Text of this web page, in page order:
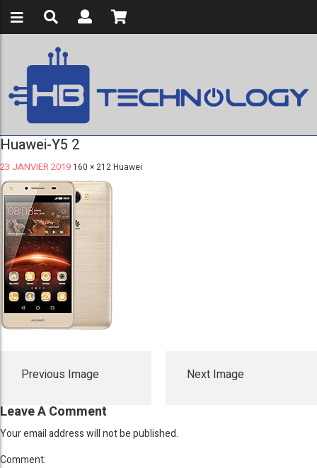
Huawei-Y5 2
23 JANVIER 2019 160 × 212Huawei
Previous Image Next Image
Leave A Comment
Your email address will not be published.
Comment: